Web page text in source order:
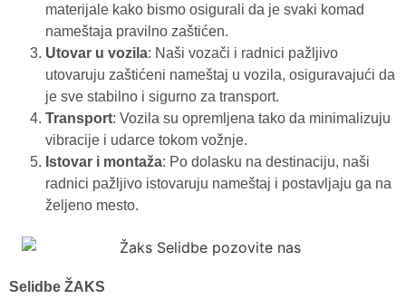
materijale kako bismo osigurali da je svaki komad
nameštaja pravilno zaštićen.
Utovar u vozila: Naši vozači i radnici pažljivo
utovaruju zaštićeni nameštaj u vozila, osiguravajući da
je sve stabilno i sigurno za transport.
Transport: Vozila su opremljena tako da minimalizuju
vibracije i udarce tokom vožnje.
Istovar i montaža: Po dolasku na destinaciju, naši
radnici pažljivo istovaruju nameštaj i postavljaju ga na
željeno mesto.
Selidbe ŽAKS